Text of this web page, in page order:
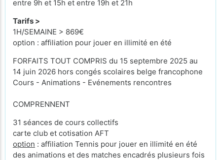
entre 9h et 15h et entre 19h et 21h
Tarifs >
1H/SEMAINE > 869€
option : affiliation pour jouer en illimité en été
FORFAITS TOUT COMPRIS du 15 septembre 2025 au
14 juin 2026 hors congés scolaires belge francophone
Cours - Animations - Evénements rencontres
COMPRENNENT
31 séances de cours collectifs
carte club et cotisation AFT
option : affiliation Tennis pour jouer en illimité en été
des animations et des matches encadrés plusieurs fois